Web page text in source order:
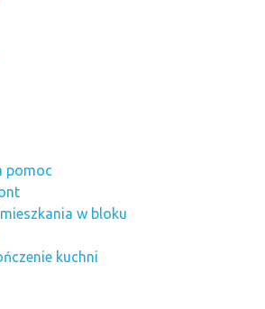
pomoc
w bloku
kuchni